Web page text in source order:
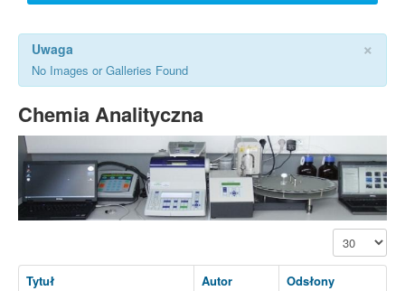
×
Uwaga
No Images or Galleries Found
Chemia Analityczna
Pokaż #
Tytuł Autor
Odsłony